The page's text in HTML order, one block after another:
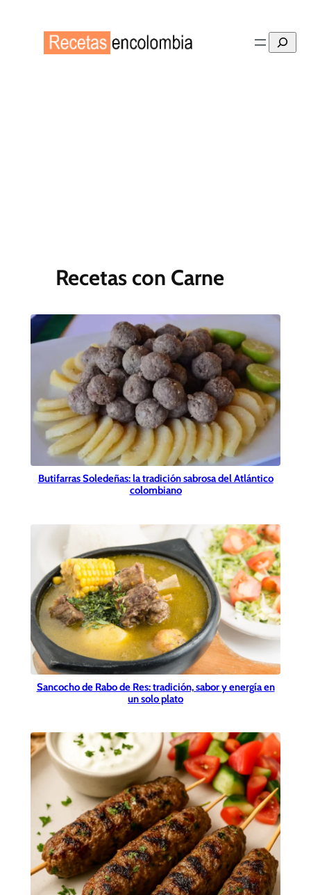
contenido
Buscar
Recetas con Carne
Butifarras Soledeñas: la tradición sabrosa del Atlántico
colombiano
Sancocho de Rabo de Res: tradición, sabor y energía en
un solo plato